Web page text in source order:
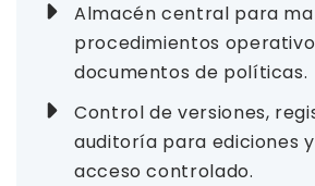
Almacén central para
procedimientos
documentos de políticas.
Control de versiones,
auditoría para ediciones
acceso controlado.